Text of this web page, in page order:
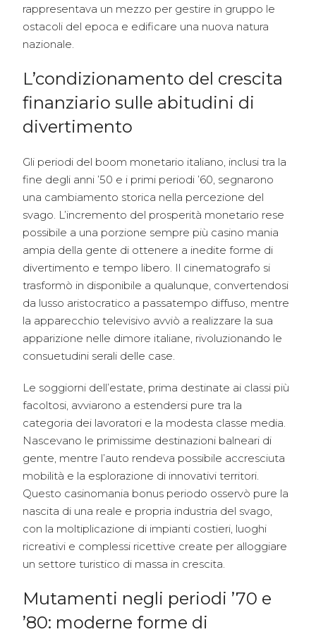
rappresentava un mezzo per gestire in gruppo le
ostacoli del epoca e edificare una nuova natura
nazionale.
L’condizionamento del crescita
finanziario sulle abitudini di
divertimento
Gli periodi del boom monetario italiano, inclusi tra la
fine degli anni ’50 e i primi periodi ’60, segnarono
una cambiamento storica nella percezione del
svago. L’incremento del prosperità monetario rese
possibile a una porzione sempre più casino mania
ampia della gente di ottenere a inedite forme di
divertimento e tempo libero. Il cinematografo si
trasformò in disponibile a qualunque, convertendosi
da lusso aristocratico a passatempo diffuso, mentre
la apparecchio televisivo avviò a realizzare la sua
apparizione nelle dimore italiane, rivoluzionando le
consuetudini serali delle case.
Le soggiorni dell’estate, prima destinate ai classi più
facoltosi, avviarono a estendersi pure tra la
categoria dei lavoratori e la modesta classe media.
Nascevano le primissime destinazioni balneari di
gente, mentre l’auto rendeva possibile accresciuta
mobilità e la esplorazione di innovativi territori.
Questo casinomania bonus periodo osservò pure la
nascita di una reale e propria industria del svago,
con la moltiplicazione di impianti costieri, luoghi
ricreativi e complessi ricettive create per alloggiare
un settore turistico di massa in crescita.
Mutamenti negli periodi ’70 e
’80: moderne forme di